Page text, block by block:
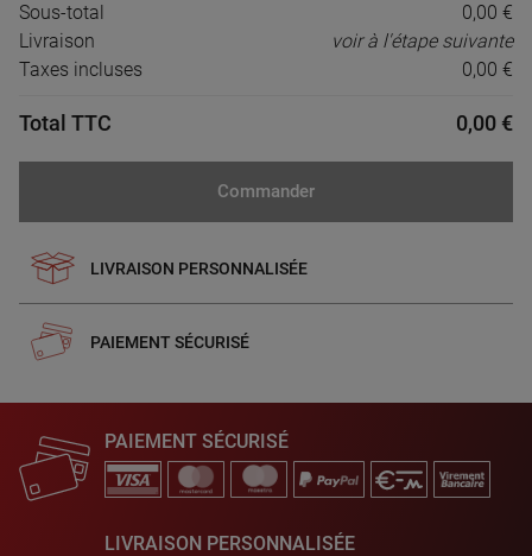
Sous-total
0,00 €
Livraison
voir à l'étape suivante
Taxes incluses
0,00 €
Total TTC 0,00 €
Commander
LIVRAISON PERSONNALISÉE
PAIEMENT SÉCURISÉ
PAIEMENT SÉCURISÉ
LIVRAISON PERSONNALISÉE